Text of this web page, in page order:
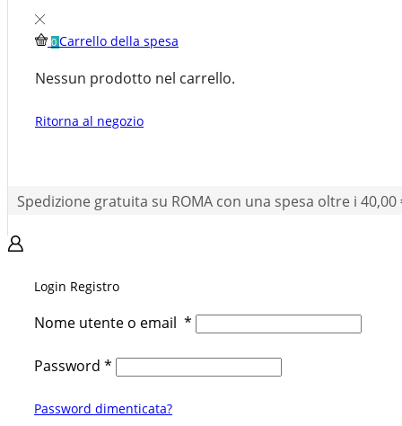
0 Carrello della spesa
Nessun prodotto nel carrello.
Ritorna al negozio
Spedizione gratuita su ROMA con una spesa oltre i 40,00
Login Registro
Nome utente o email *
Password *
Password dimenticata?